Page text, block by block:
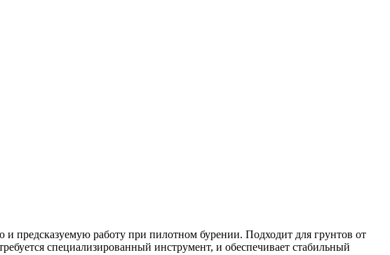
и предсказуемую работу при пилотном бурении. Подходит для грунтов от
специализированный инструмент, и обеспечивает стабильный